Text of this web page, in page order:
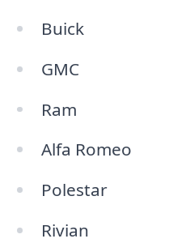
Buick
GMC
Ram
Alfa Romeo
Polestar
Rivian